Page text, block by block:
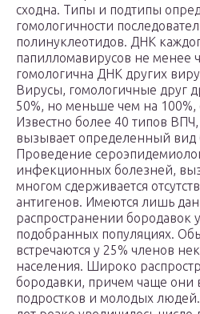
сходна. Типы и подтипы
гомологичности
полинуклеотидов. ДНК
папилломавирусов не менее
гомологична ДНК других
Вирусы, гомологичные друг
50%, но меньше чем на 100%,
Известно более 40 типов
вызывает определенный вид
Проведение
инфекционных болезней,
многом сдерживается
антигенов. Имеются лишь
распространении бородавок
подобранных популяциях.
встречаются у 25% членов
населения. Широко
бородавки, причем чаще они
подростков и молодых